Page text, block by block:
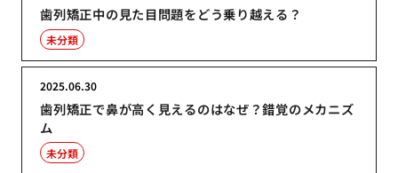
歯列矯正中の見た目問題をどう乗り越える？
未分類
歯列矯正で鼻が高く見えるのはなぜ？錯覚のメカニズ
ム
2025.06.30
未分類